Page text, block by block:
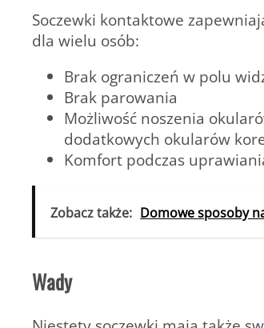
Soczewki kontaktowe
dla wielu osób:
Brak ograniczeń w polu
Brak parowania
Możliwość noszenia
dodatkowych okularów
Komfort podczas
Zobacz także: Domowe sposoby
Wady